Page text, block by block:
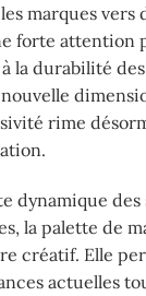
marques vers
forte attention
la durabilité
rime
dynamique des
la palette de
créatif. Elle
actuelles